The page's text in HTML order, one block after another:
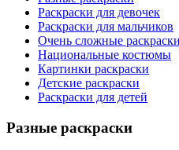
Раскраски для девочек
Раскраски для мальчиков
Очень сложные раскраски
Национальные костюмы
Картинки раскраски
Детские раскраски
Раскраски для детей
Разные раскраски